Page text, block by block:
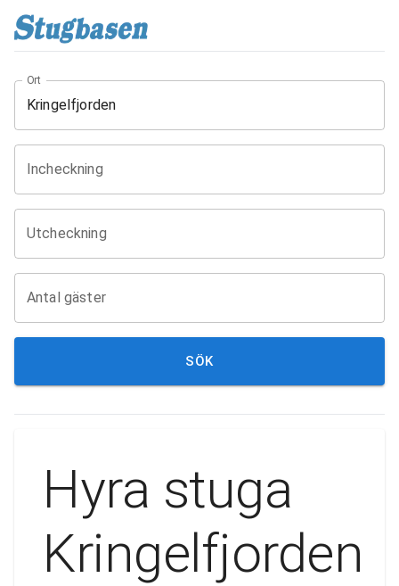
Ort
Incheckning
Utcheckning
Antal gäster
SÖK
Hyra stuga
Kringelfjorden